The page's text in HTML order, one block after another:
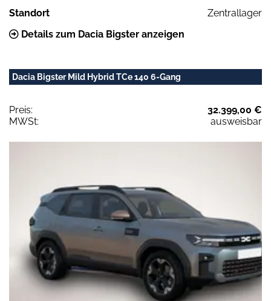
Standort
Zentrallager
Details zum Dacia Bigster anzeigen
Dacia Bigster Mild Hybrid TCe 140 6-Gang
Preis:
32.399,00 €
MWSt:
ausweisbar